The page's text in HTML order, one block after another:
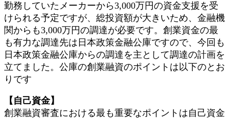
勤務していたメーカーから3,000万円の資金支援を受
けられる予定ですが、総投資額が大きいため、金融機
関からも3,000万円の調達が必要です。創業資金の最
も有力な調達先は日本政策金融公庫ですので、今回も
日本政策金融公庫からの調達を主として調達の計画を
立てました。公庫の創業融資のポイントは以下のとお
りです
【自己資金】
創業融資審査における最も重要なポイントは自己資金